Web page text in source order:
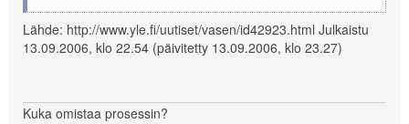
Lähde: http://www.yle.fi/uutiset/vasen/id42923.html Julkaistu
13.09.2006, klo 22.54 (päivitetty 13.09.2006, klo 23.27)
Kuka omistaa prosessin?